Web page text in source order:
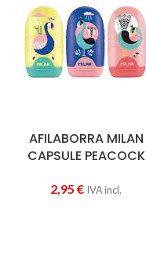
AFILABORRA MILAN
CAPSULE PEACOCK
2,95 € IVA incl.